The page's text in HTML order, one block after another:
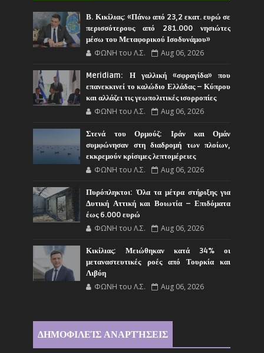
Β. Κικίλιας: «Πάνω από 23,2 εκατ. ευρώ σε
περισσότερους από 281.000 νησιώτες
μέσω του Μεταφορικού Ισοδυνάμου»
ΦΩΝΗ του Λ.Σ. Aug 06, 2026
Meridiam: Η γαλλική «σφραγίδα» που
επανεκκινεί το καλώδιο Ελλάδας – Κύπρου
και αλλάζει τις γεωπολιτικές ισορροπίες
ΦΩΝΗ του Λ.Σ. Aug 06, 2026
Στενά του Ορμούζ: Ιράν και Ομάν
συμφώνησαν στη διαδρομή των πλοίων,
εκκρεμούν κρίσιμες λεπτομέρειες
ΦΩΝΗ του Λ.Σ. Aug 06, 2026
Πυρόπληκτοι: Όλα τα μέτρα στήριξης για
Δυτική Αττική και Βοιωτία – Επιδόματα
έως 6.000 ευρώ
ΦΩΝΗ του Λ.Σ. Aug 06, 2026
Κικίλιας: Μειώθηκαν κατά 34% οι
μεταναστευτικές ροές από Τουρκία και
Λιβύη
ΦΩΝΗ του Λ.Σ. Aug 06, 2026
ΔΗΜΟΦΙΛΕΊΣ ΑΝΑΡΤΉΣΕΙΣ